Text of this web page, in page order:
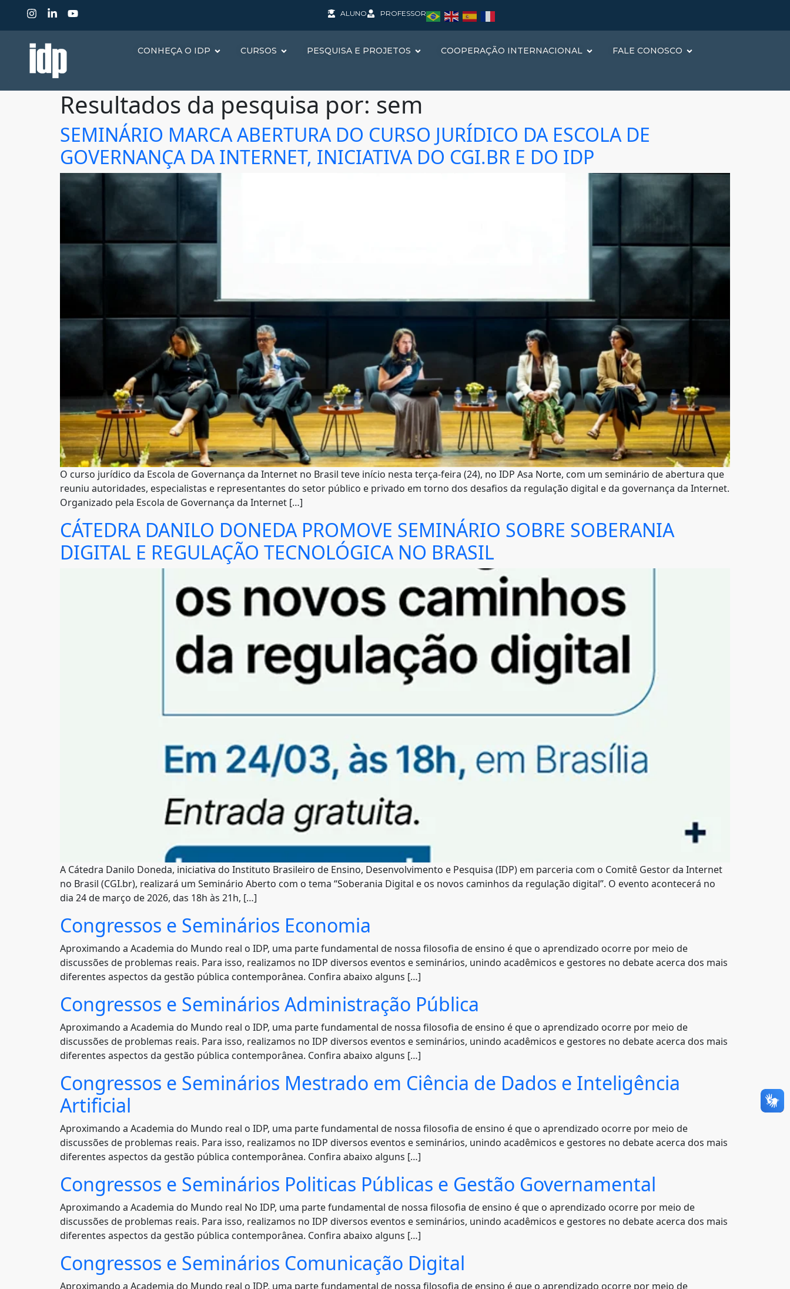
ALUNO PROFESSOR
CONHEÇA O IDP CURSOS PESQUISA E PROJETOS COOPERAÇÃO INTERNACIONAL FALE CONOSCO
Resultados da pesquisa por: sem
SEMINÁRIO MARCA ABERTURA DO CURSO JURÍDICO DA ESCOLA DE
GOVERNANÇA DA INTERNET, INICIATIVA DO CGI.BR E DO IDP
O curso jurídico da Escola de Governança da Internet no Brasil teve início nesta terça-feira (24), no IDP Asa Norte, com um seminário de abertura que
reuniu autoridades, especialistas e representantes do setor público e privado em torno dos desafios da regulação digital e da governança da Internet.
Organizado pela Escola de Governança da Internet […]
CÁTEDRA DANILO DONEDA PROMOVE SEMINÁRIO SOBRE SOBERANIA
DIGITAL E REGULAÇÃO TECNOLÓGICA NO BRASIL
A Cátedra Danilo Doneda, iniciativa do Instituto Brasileiro de Ensino, Desenvolvimento e Pesquisa (IDP) em parceria com o Comitê Gestor da Internet
no Brasil (CGI.br), realizará um Seminário Aberto com o tema “Soberania Digital e os novos caminhos da regulação digital”. O evento acontecerá no
dia 24 de março de 2026, das 18h às 21h, […]
Congressos e Seminários Economia
Aproximando a Academia do Mundo real o IDP, uma parte fundamental de nossa filosofia de ensino é que o aprendizado ocorre por meio de
discussões de problemas reais. Para isso, realizamos no IDP diversos eventos e seminários, unindo acadêmicos e gestores no debate acerca dos mais
diferentes aspectos da gestão pública contemporânea. Confira abaixo alguns […]
Congressos e Seminários Administração Pública
Aproximando a Academia do Mundo real o IDP, uma parte fundamental de nossa filosofia de ensino é que o aprendizado ocorre por meio de
discussões de problemas reais. Para isso, realizamos no IDP diversos eventos e seminários, unindo acadêmicos e gestores no debate acerca dos mais
diferentes aspectos da gestão pública contemporânea. Confira abaixo alguns […]
Congressos e Seminários Mestrado em Ciência de Dados e Inteligência
Artificial
Aproximando a Academia do Mundo real o IDP, uma parte fundamental de nossa filosofia de ensino é que o aprendizado ocorre por meio de
discussões de problemas reais. Para isso, realizamos no IDP diversos eventos e seminários, unindo acadêmicos e gestores no debate acerca dos mais
diferentes aspectos da gestão pública contemporânea. Confira abaixo alguns […]
Congressos e Seminários Politicas Públicas e Gestão Governamental
Aproximando a Academia do Mundo real No IDP, uma parte fundamental de nossa filosofia de ensino é que o aprendizado ocorre por meio de
discussões de problemas reais. Para isso, realizamos no IDP diversos eventos e seminários, unindo acadêmicos e gestores no debate acerca dos mais
diferentes aspectos da gestão pública contemporânea. Confira abaixo alguns […]
Congressos e Seminários Comunicação Digital
Aproximando a Academia do Mundo real o IDP, uma parte fundamental de nossa filosofia de ensino é que o aprendizado ocorre por meio de